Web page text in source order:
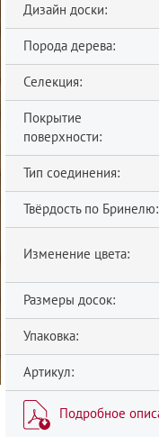
Дизайн доски:
Порода дерева:
Селекция:
Покрытие
поверхности:
Тип соединения:
Твёрдость по Бринелю:
Изменение цвета:
Размеры досок:
Упаковка:
Артикул:
Подробное